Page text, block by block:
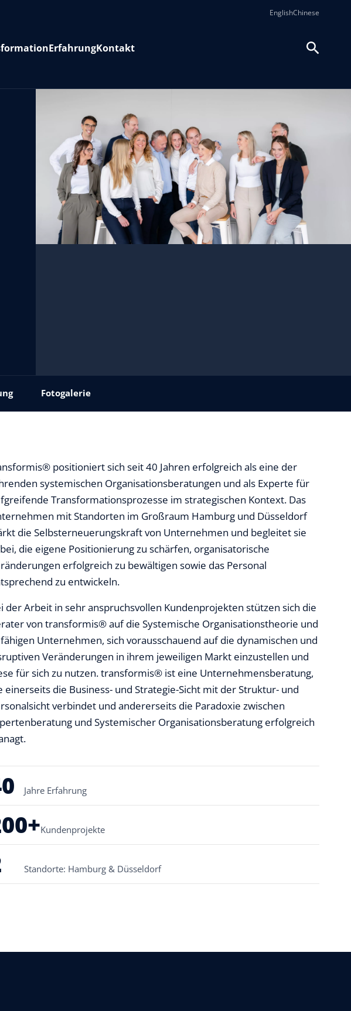
EnglishChinese
ErfahrungKontakt
Fotogalerie
positioniert sich seit 40 Jahren erfolgreich als eine der
systemischen Organisationsberatungen und als Experte für
Transformationsprozesse im strategischen Kontext. Das
mit Standorten im Großraum Hamburg und Düsseldorf
die Selbsterneuerungskraft von Unternehmen und begleitet sie
die eigene Positionierung zu schärfen, organisatorische
erfolgreich zu bewältigen sowie das Personal
zu entwickeln.
der Arbeit in sehr anspruchsvollen Kundenprojekten stützen sich die
von transformis® auf die Systemische Organisationstheorie und
Unternehmen, sich vorausschauend auf die dynamischen und
Veränderungen in ihrem jeweiligen Markt einzustellen und
für sich zu nutzen. transformis® ist eine Unternehmensberatung,
einerseits die Business- und Strategie-Sicht mit der Struktur- und
verbindet und andererseits die Paradoxie zwischen
und Systemischer Organisationsberatung erfolgreich
Jahre Erfahrung
Kundenprojekte
Standorte: Hamburg & Düsseldorf